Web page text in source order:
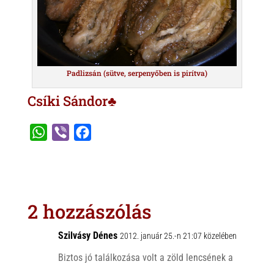
Padlizsán (sütve, serpenyőben is pirítva)
Csíki Sándor♣
A
o
o
k
2 hozzászólás
Szilvásy Dénes 2012. január 25.-n 21:07 közelében
Biztos jó találkozása volt a zöld lencsének a